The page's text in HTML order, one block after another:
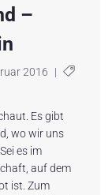
–
2016 |
Es gibt
wo wir uns
es im
auf dem
ist. Zum